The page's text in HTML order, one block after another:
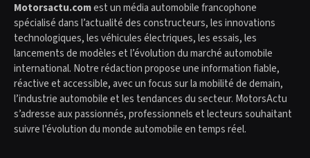
Motorsactu.comest un média automobile francophone
spécialisé dans l’actualité des constructeurs, les innovations
technologiques, les véhicules électriques, les essais, les
lancements de modèles et l’évolution du marché automobile
international. Notre rédaction propose une information fiable,
réactive et accessible, avec un focus sur la mobilité de demain,
l’industrie automobile et les tendances du secteur. MotorsActu
s’adresse aux passionnés, professionnels et lecteurs souhaitant
suivre l’évolution du monde automobile en temps réel.